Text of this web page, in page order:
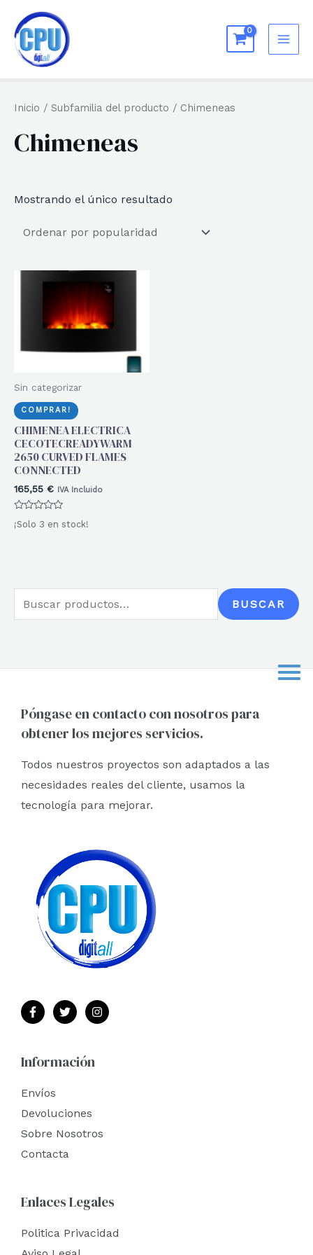
contenido
u
c
BUSCAR
Inicio / Subfamilia del producto / Chimeneas
Chimeneas
Mostrando el único resultado
Sin categorizar
COMPRAR!
CHIMENEA ELECTRICA
CECOTECREADYWARM
2650 CURVED FLAMES
CONNECTED
165,55 € IVA Incluido
Valorado
con
¡Solo 3 en stock!
Póngase en contacto con nosotros para
obtener los mejores servicios.
Todos nuestros proyectos son adaptados a las
necesidades reales del cliente, usamos la
tecnología para mejorar.
Información
Envíos
Devoluciones
Sobre Nosotros
Contacta
Enlaces Legales
Politica Privacidad